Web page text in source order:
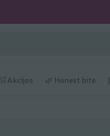
🛒Akcijos 🌿 Honest bite